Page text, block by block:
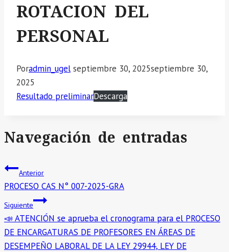
ROTACION DEL
PERSONAL
Poradmin_ugel septiembre 30, 2025septiembre 30,
2025
Resultado preliminarDescarga
Navegación de entradas
Anterior
PROCESO CAS N° 007-2025-GRA
Siguiente
📣 ATENCIÓN se aprueba el cronograma para el PROCESO
DE ENCARGATURAS DE PROFESORES EN ÁREAS DE
DESEMPEÑO LABORAL DE LA LEY 29944, LEY DE